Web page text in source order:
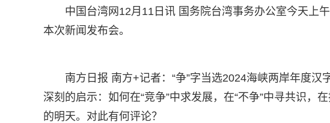
中国台湾网12月11日讯 国务院台湾事务办公室今天上
本次新闻发布会。
南方日报 南方+记者：“争”字当选2024海峡两岸年度汉
深刻的启示：如何在“竞争”中求发展，在“不争”中寻共识，
的明天。对此有何评论？